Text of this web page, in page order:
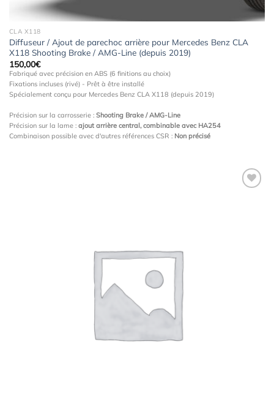
CLA X118
Diffuseur / Ajout de parechoc arrière pour Mercedes Benz CLA
X118 Shooting Brake / AMG-Line (depuis 2019)
150,00€
Fabriqué avec précision en ABS (6 finitions au choix)
Fixations incluses (rivé) - Prêt à être installé
Spécialement conçu pour Mercedes Benz CLA X118 (depuis 2019)
Précision sur la carrosserie : Shooting Brake / AMG-Line
Précision sur la lame : ajout arrière central, combinable avec HA254
Combinaison possible avec d'autres références CSR : Non précisé